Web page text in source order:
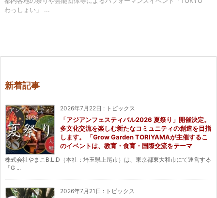
わっしょい」 ...
新着記事
2026年7月22日 : トピックス
「アジアンフェスティバル2026 夏祭り」開催決定。
多文化交流を楽しむ新たなコミュニティの創造を目指
します。 「Grow Garden TORIYAMAが主催するこ
のイベントは、教育・食育・国際交流をテーマ
株式会社やまこB.L.D（本社：埼玉県上尾市）は、東京都東大和市にて運営する
「G ...
2026年7月21日 : トピックス